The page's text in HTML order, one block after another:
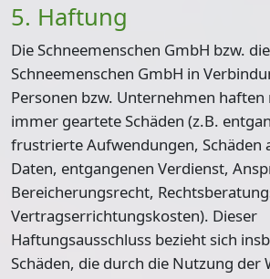
5. Haftung
Die Schneemenschen GmbH bzw.
Schneemenschen GmbH in
Personen bzw. Unternehmen
immer geartete Schäden (z.B.
frustrierte Aufwendungen, Schäden
Daten, entgangenen Verdienst,
Bereicherungsrecht,
Vertragserrichtungskosten). Dieser
Haftungsausschluss bezieht sich
Schäden, die durch die Nutzung der